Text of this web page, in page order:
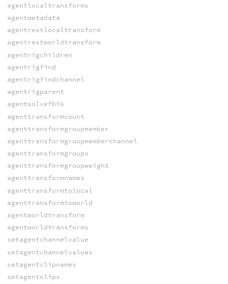
agentlocaltransforms
agentmetadata
agentrestlocaltransform
agentrestworldtransform
agentrigchildren
agentrigfind
agentrigfindchannel
agentrigparent
agentsolvefbik
agenttransformcount
agenttransformgroupmember
agenttransformgroupmemberchannel
agenttransformgroups
agenttransformgroupweight
agenttransformnames
agenttransformtolocal
agenttransformtoworld
agentworldtransform
agentworldtransforms
setagentchannelvalue
setagentchannelvalues
setagentclipnames
setagentclips